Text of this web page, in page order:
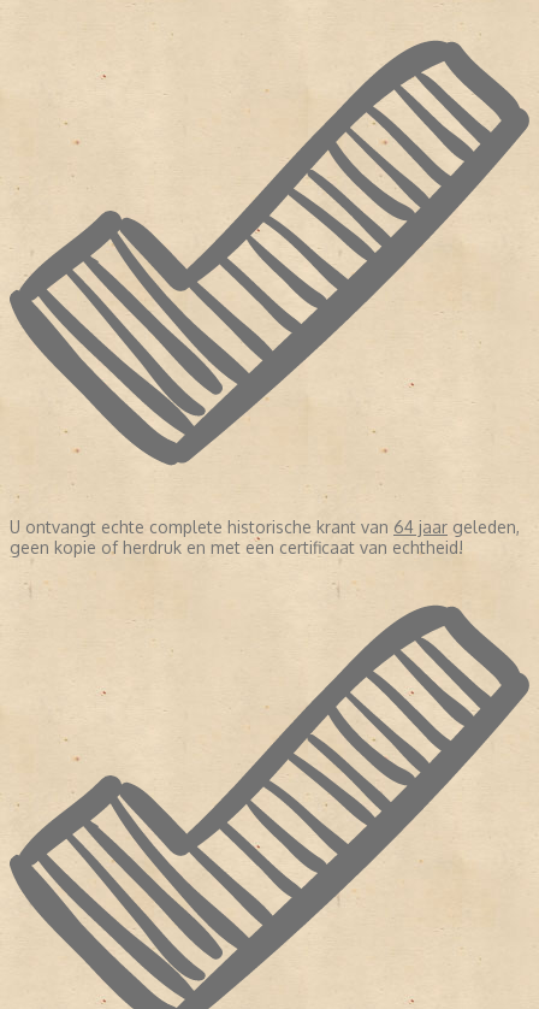
U ontvangt echte complete historische krant van 64 jaar geleden,
geen kopie of herdruk en met een certificaat van echtheid!